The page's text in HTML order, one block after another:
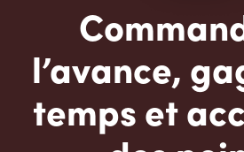
l’avance,
temps et